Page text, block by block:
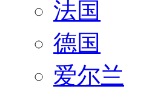
法国
德国
爱尔兰